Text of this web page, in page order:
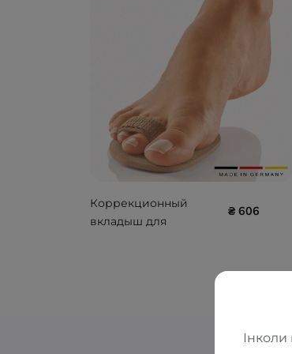
Коррекционный
вкладыш для
₴ 606